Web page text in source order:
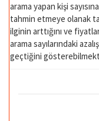
arama yapan kişi
tahmin etmeye olanak
ilginin arttığını ve
arama sayılarındaki
geçtiğini